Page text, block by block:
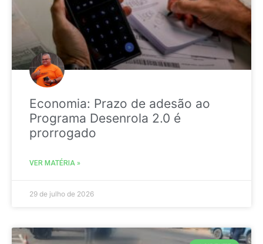
Economia: Prazo de adesão ao
Programa Desenrola 2.0 é
prorrogado
VER MATÉRIA »
29 de julho de 2026